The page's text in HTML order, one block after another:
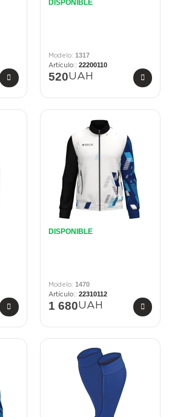
DISPONIBLE
1317
22200110
520UAH
DISPONIBLE
1470
22310112
1 680UAH